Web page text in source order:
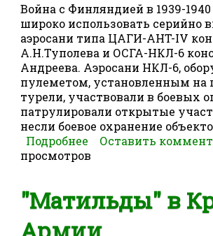
Война с Финляндией в 1939-1940
широко использовать серийно
аэросани типа ЦАГИ-AHT-IV
А.Н.Туполева и ОСГА-НКЛ-6
Андреева. Аэросани НКЛ-6,
пулеметом, установленным на
турели, участвовали в боевых
патрулировали открытые
несли боевое охранение
Подробнее о Аэросани в
войне
Оставить
просмотров
"Матильды" в
Армии